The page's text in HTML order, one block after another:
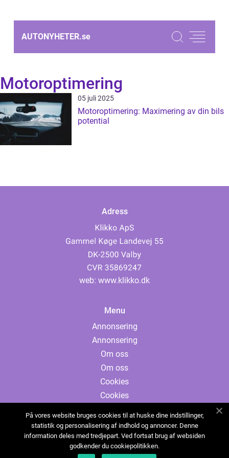
AUTONYHETER.se
Motoroptimering
05 juli 2025
Motoroptimering: Maximering av din bils
potential
Adress
web: www.klikko.dk
Menu
Annonsering
Annonsering
Om oss
Om oss
Cookies
Cookies
Kontakta oss
Sitemap
Sitemap
På vores website bruges cookies til at huske dine indstillinger,
statistik og personalisering af indhold og annoncer. Denne
information deles med tredjepart. Ved fortsat brug af websiden
godkender du cookiepolitikken.